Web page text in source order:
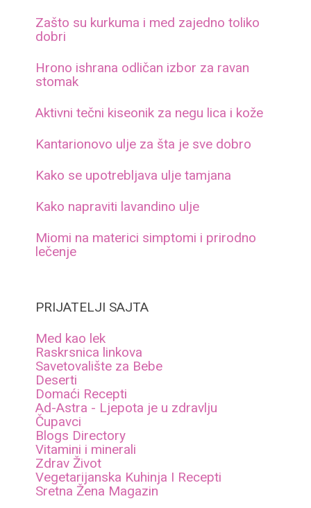
Zašto su kurkuma i med zajedno toliko
dobri
Hrono ishrana odličan izbor za ravan
stomak
Aktivni tečni kiseonik za negu lica i kože
Kantarionovo ulje za šta je sve dobro
Kako se upotrebljava ulje tamjana
Kako napraviti lavandino ulje
Miomi na materici simptomi i prirodno
lečenje
PRIJATELJI SAJTA
Med kao lek
Raskrsnica linkova
Savetovalište za Bebe
Deserti
Domaći Recepti
Ad-Astra - Ljepota je u zdravlju
Čupavci
Blogs Directory
Vitamini i minerali
Zdrav Život
Vegetarijanska Kuhinja I Recepti
Sretna Žena Magazin